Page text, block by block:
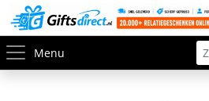
Menu